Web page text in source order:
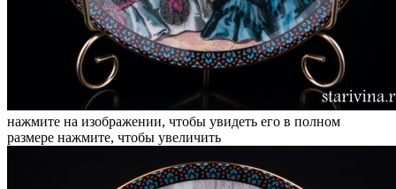
нажмите на изображении, чтобы увидеть его в полном
размере нажмите, чтобы увеличить